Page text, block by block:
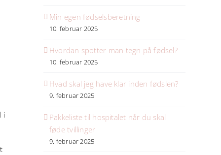
i
Min egen fødselsberetning
10. februar 2025
Hvordan spotter man tegn på fødsel?
10. februar 2025
Hvad skal jeg have klar inden fødslen?
9. februar 2025
Pakkeliste til hospitalet når du skal
føde tvillinger
9. februar 2025